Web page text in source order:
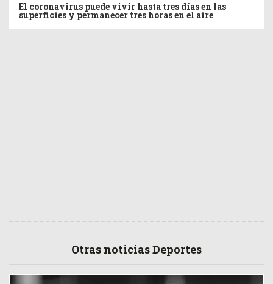
El coronavirus puede vivir hasta tres días en las
superficies y permanecer tres horas en el aire
Otras noticias Deportes